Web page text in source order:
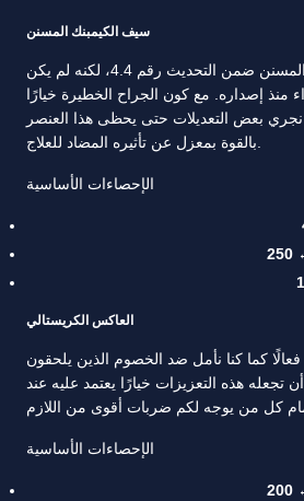
سيف الكيمبنك المسنن
أضفنا سيف الكيمبنك المسنن ضمن التحديث رقم 4.4، لكنه لم يكن
منذ إصداره. مع كون الجراح الخطيرة خيارًا
نجري بعض التعديلات حتى يحظى هذا العنصر
الإحصاءات الأساسية
العاكس الكريستالي
كما كنا نأمل ضد الخصوم الذين يلحقون
تجعله هذه التعزيزات خيارًا يعتمد عليه عند
الإحصاءات الأساسية
200